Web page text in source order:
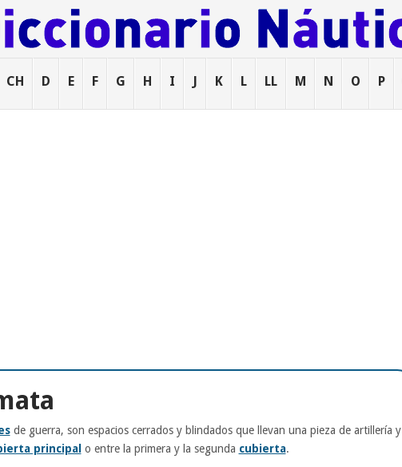
CH D E F G H I J K L LL M N O P
de guerra, son espacios cerrados y blindados que llevan una pieza de artillería y
principalo entre la primera y la segunda cubierta.